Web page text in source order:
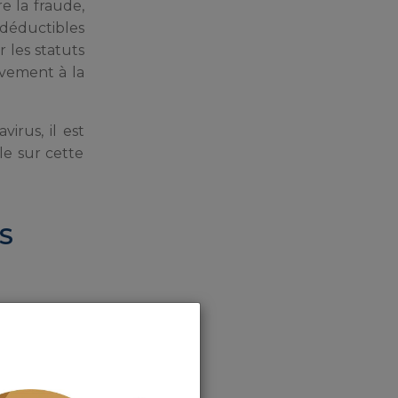
la fraude,
les statuts
à la
il est
sur cette
d’être
dans